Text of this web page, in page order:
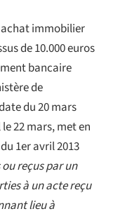
achat immobilier
de 10.000 euros
bancaire
de
du 20 mars
22 mars, met en
1er avril 2013
reçus par un
à un acte reçu
lieu à